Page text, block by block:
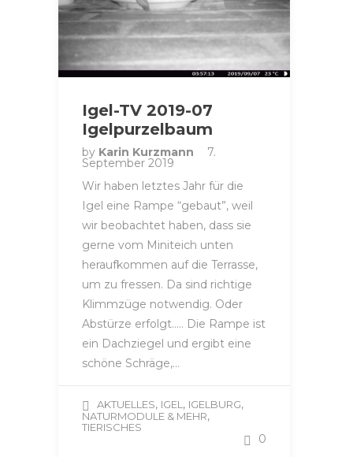
Igel-TV 2019-07
Igelpurzelbaum
by Karin Kurzmann 7.
September 2019
Wir haben letztes Jahr für die
Igel eine Rampe “gebaut”, weil
wir beobachtet haben, dass sie
gerne vom Miniteich unten
heraufkommen auf die Terrasse,
um zu fressen. Da sind richtige
Klimmzüge notwendig. Oder
Abstürze erfolgt….. Die Rampe ist
ein Dachziegel und ergibt eine
schöne Schräge,…
AKTUELLES, IGEL , IGELBURG,
NATURMODULE & MEHR,
TIERISCHES
0